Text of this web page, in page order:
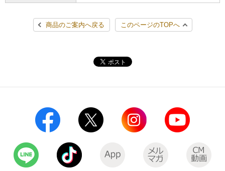
モバイルWi-Fiバッテリーシェアリング（店舗限定）
荷物預かりサービス「ecbocloakエクボクローク」（店舗限定）
セブン‐イレブンの「商品力」
商品のご案内へ戻る このページのTOPへ